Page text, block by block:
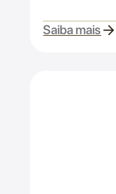
Saiba mais